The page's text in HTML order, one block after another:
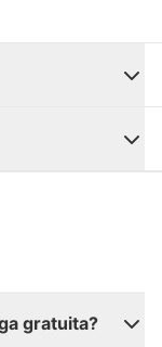
gratuita?